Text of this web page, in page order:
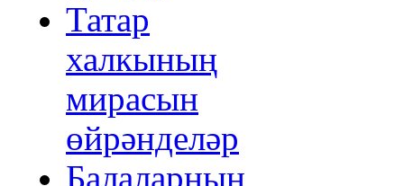
Татар
халкының
мирасын
өйрәнделәр
Балаларның